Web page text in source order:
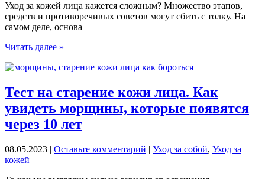
Уход за кожей лица кажется сложным? Множество этапов,
средств и противоречивых советов могут сбить с толку. На
самом деле, основа
Ежедневный
за
лица:
10
золотых
правил
для
кожи
Читать далее »
Тест на старение кожи лица. Как
увидеть морщины, которые появятся
через 10 лет
08.05.2023 | Оставьте комментарий | Уход за собой, Уход за
кожей